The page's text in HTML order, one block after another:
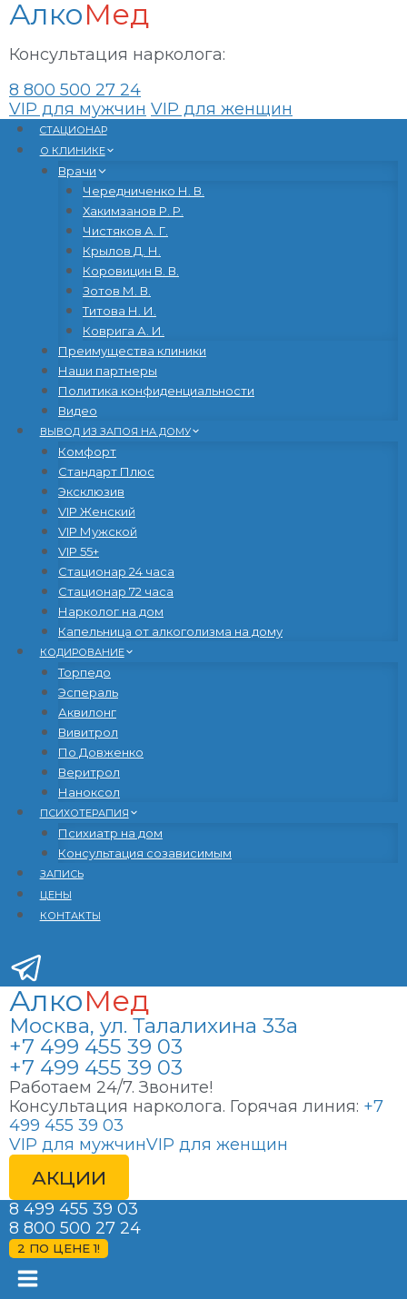
АлкоМед
Консультация нарколога:
8 800 500 27 24
VIP для мужчин VIP для женщин
Перейти
содержанию
CТАЦИОНАР
О КЛИНИКЕ
Врачи
Чередниченко Н. В.
Хакимзанов Р. Р.
Чистяков А. Г.
Крылов Д. Н.
Коровицин В. В.
Зотов М. В.
Титова Н. И.
Коврига А. И.
Преимущества клиники
Наши партнеры
Политика конфиденциальности
Видео
ВЫВОД ИЗ ЗАПОЯ НА ДОМУ
Комфорт
Стандарт Плюс
Эксклюзив
VIP Женский
VIP Мужской
VIP 55+
Стационар 24 часа
Стационар 72 часа
Нарколог на дом
Капельница от алкоголизма на дому
КОДИРОВАНИЕ
Торпедо
Эспераль
Аквилонг
Вивитрол
По Довженко
Веритрол
Наноксол
ПСИХОТЕРАПИЯ
Психиатр на дом
Консультация созависимым
ЗАПИСЬ
ЦЕНЫ
КОНТАКТЫ
АлкоМед
Москва, ул. Талалихина 33а
+7 499 455 39 03
+7 499 455 39 03
Работаем 24/7. Звоните!
Консультация нарколога. Горячая линия: +7
499 455 39 03
VIP для мужчинVIP для женщин
АКЦИИ
8 499 455 39 03
8 800 500 27 24
2 ПО ЦЕНЕ 1!